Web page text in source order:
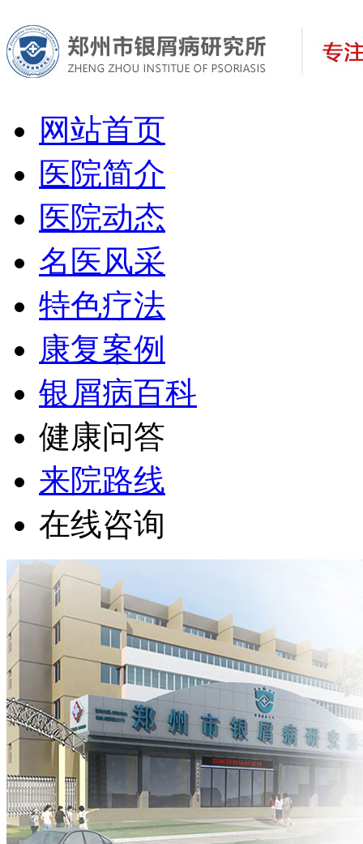
网站首页
医院简介
医院动态
名医风采
特色疗法
康复案例
银屑病百科
健康问答
来院路线
在线咨询